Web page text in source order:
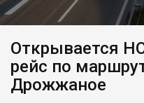
Открывается
рейс по
Дрожжаное